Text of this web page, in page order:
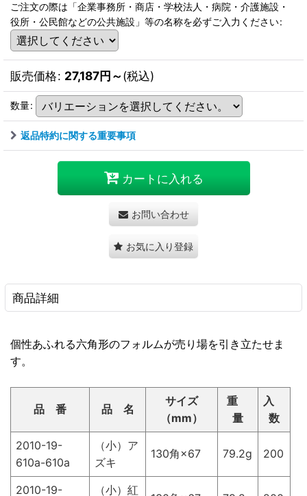
ご注文の際は「企業事務所・商店・学校法人・病院・介護施設・
役所・公民館などの公共施設」等の名称を必ずご入力ください:
販売価格: 27,187円～(税込)
数量:
返品特約に関する重要事項
カートに入れる
お問い合わせ
お気に入り登録
商品詳細
個性あふれる六角形のフォルムが売り場を引き立たせま
す。
品 番 品 名
サイズ
（mm）
重
量
入
数
2010-19-
610a-610a
（小）ア
ズキ
130角×67 79.2g 200
2010-19- （小）紅